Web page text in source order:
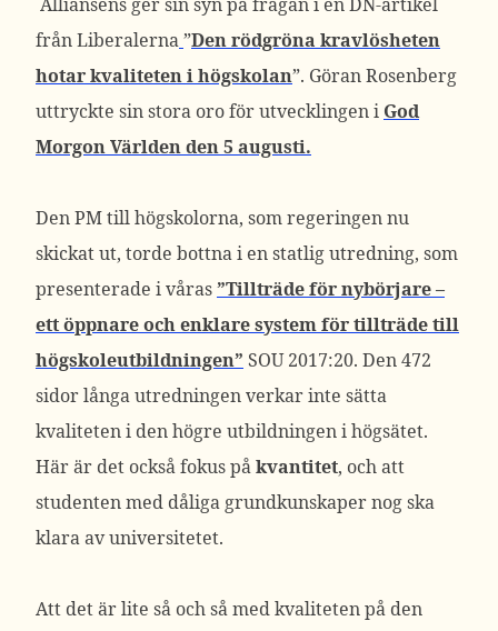
från Liberalerna”Den rödgröna kravlösheten
hotar kvaliteten i högskolan”. Göran Rosenberg
uttryckte sin stora oro för utvecklingen i God
Morgon Världen den 5 augusti.
Den PM till högskolorna, som regeringen nu
skickat ut, torde bottna i en statlig utredning, som
presenterade i våras”Tillträde för nybörjare –
ett öppnare och enklare system för tillträde till
högskoleutbildningen” SOU 2017:20. Den 472
sidor långa utredningen verkar inte sätta
kvaliteten i den högre utbildningen i högsätet.
Här är det också fokus påkvantitet, och att
studenten med dåliga grundkunskaper nog ska
klara av universitetet.
Att det är lite så och så med kvaliteten på den